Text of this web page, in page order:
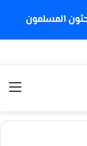
المسلمون